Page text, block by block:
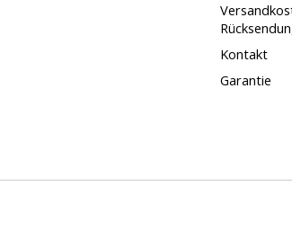
Kontakt
Garantie